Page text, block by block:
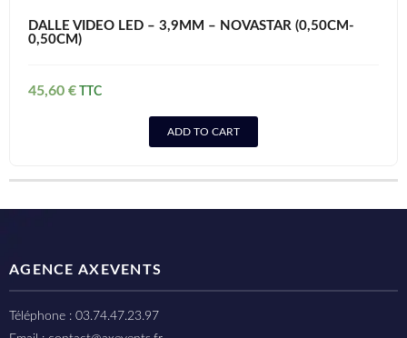
DALLE VIDEO LED – 3,9MM – NOVASTAR (0,50CM-
0,50CM)
45,60 €
ADD TO CART
AGENCE AXEVENTS
Téléphone : 03.74.47.23.97